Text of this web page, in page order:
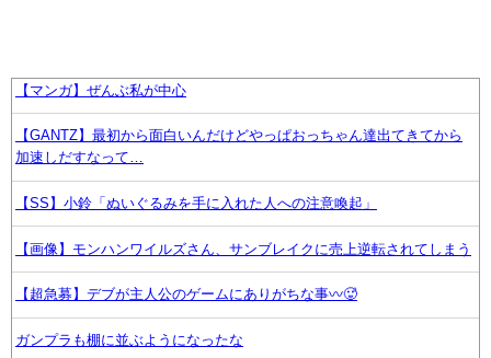
【マンガ】ぜんぶ私が中心
【GANTZ】最初から面白いんだけどやっぱおっちゃん達出てきてから
加速しだすなって…
【SS】小鈴「ぬいぐるみを手に入れた人への注意喚起」
【画像】モンハンワイルズさん、サンブレイクに売上逆転されてしまう
【超急募】デブが主人公のゲームにありがちな事〰🥵
ガンプラも棚に並ぶようになったな